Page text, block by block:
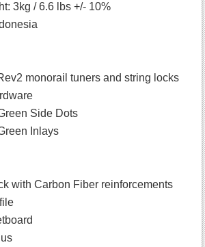
3kg / 6.6 lbs +/- 10%
monorail tuners and string locks
Side Dots
Inlays
with Carbon Fiber reinforcements